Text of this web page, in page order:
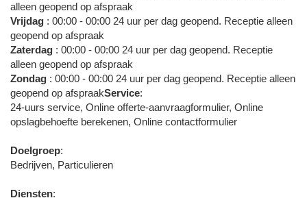
alleen geopend op afspraak
Vrijdag : 00:00 - 00:00 24 uur per dag geopend. Receptie alleen
geopend op afspraak
Zaterdag : 00:00 - 00:00 24 uur per dag geopend. Receptie
alleen geopend op afspraak
Zondag : 00:00 - 00:00 24 uur per dag geopend. Receptie alleen
geopend op afspraakService:
24-uurs service, Online offerte-aanvraagformulier, Online
opslagbehoefte berekenen, Online contactformulier
Doelgroep:
Bedrijven, Particulieren
Diensten: